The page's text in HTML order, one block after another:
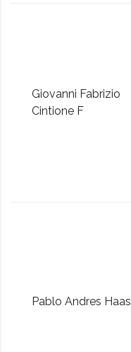
Giovanni Fabrizio
Cintione F
Pablo Andres Haas